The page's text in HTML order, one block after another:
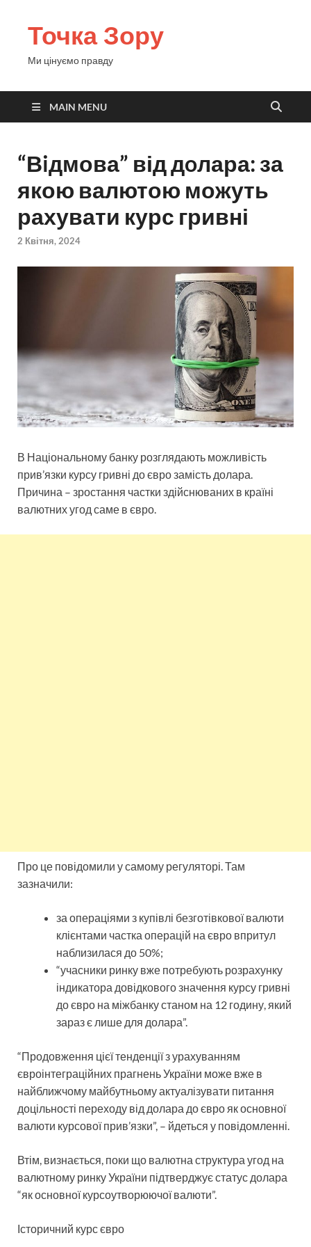
Точка Зору
Ми цінуємо правду
MAIN MENU
“Вiдмова” від дoлара: за
якою валютою можуть
рахувати курс гривні
2 Квітня, 2024
В Національному банку розглядають можливість
прив’язки курсу гривні до євро замість долара.
Причина – зростання частки здійснюваних в країні
валютних угод саме в євро.
Про це повідомили у самому регуляторі. Там
зазначили:
за операціями з купівлі безготівкової валюти
клієнтами частка операцій на євро впритул
наблизилася до 50%;
“учасники ринку вже потребують розрахунку
індикатора довідкового значення курсу гривні
до євро на міжбанку станом на 12 годину, який
зараз є лише для долара”.
“Продовження цієї тенденції з урахуванням
євроінтеграційних прагнень України може вже в
найближчому майбутньому актуалізувати питання
доцільності переходу від долара до євро як основної
валюти курсової прив’язки”, – йдеться у повідомленні.
Втім, визнається, поки що валютна структура угод на
валютному ринку України підтверджує статус долара
“як основної курсоутворюючої валюти”.
Історичний курс євро